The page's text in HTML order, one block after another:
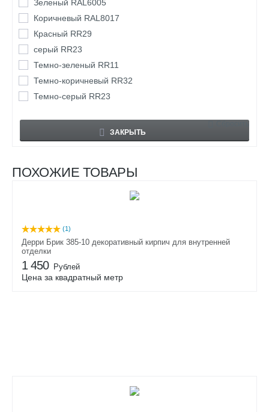
Зеленый RAL6005
Коричневый RAL8017
Красный RR29
серый RR23
Темно-зеленый RR11
Темно-коричневый RR32
Темно-серый RR23
Сбросить
ЗАКРЫТЬ
ПОХОЖИЕ ТОВАРЫ
(1)
Дерри Брик 385-10 декоративный кирпич для внутренней
отделки
1 450 Рублей
Цена за квадратный метр